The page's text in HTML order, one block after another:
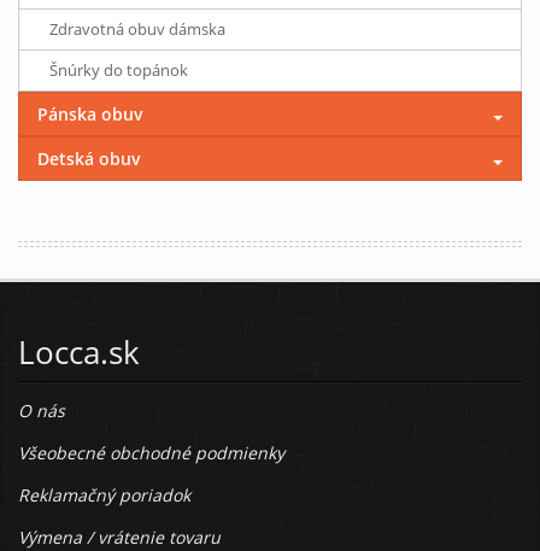
Zdravotná obuv dámska
Šnúrky do topánok
Pánska obuv
Detská obuv
Locca.sk
O nás
Všeobecné obchodné podmienky
Reklamačný poriadok
Výmena / vrátenie tovaru